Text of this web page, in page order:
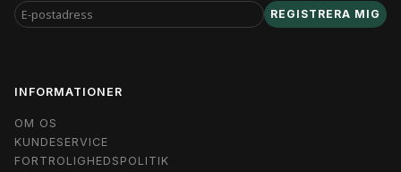
E-
POSTADRESS
REGISTRERA MIG
INFORMATIONER
OM OS
KUNDESERVICE
FORTROLIGHEDSPOLITIK